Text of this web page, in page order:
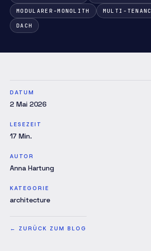
MODULARER-MONOLITH MULTI-
DACH
DATUM
2 Mai 2026
LESEZEIT
17 Min.
AUTOR
Anna Hartung
KATEGORIE
architecture
← ZURÜCK ZUM BLOG